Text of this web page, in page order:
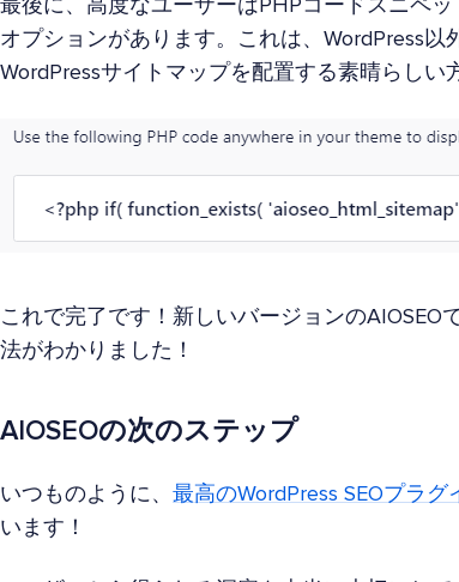
最後に、高度なユーザーはPHPコードスニペ
オプションがあります。これは、WordPress
WordPressサイトマップを配置する素晴らしい
これで完了です！新しいバージョンの
法がわかりました！
AIOSEOの次のステップ
いつものように、 最高のWordPress SEOプラグ
います！